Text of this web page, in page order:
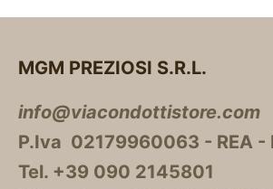
MGM PREZIOSI S.R.L.
info@viacondottistore.com
P.Iva 02179960063 - REA -
Tel. +39 090 2145801